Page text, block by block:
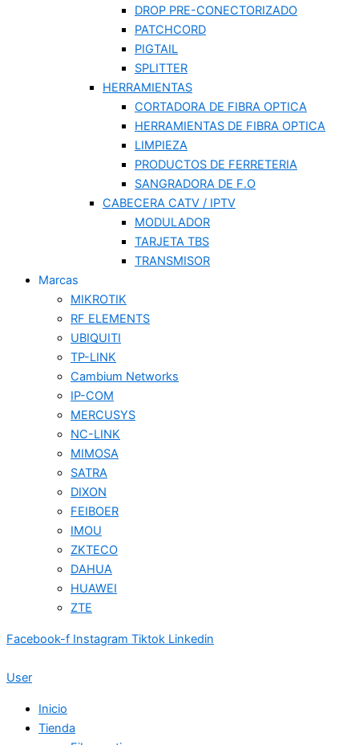
DROP PRE-CONECTORIZADO
PATCHCORD
PIGTAIL
SPLITTER
HERRAMIENTAS
CORTADORA DE FIBRA OPTICA
HERRAMIENTAS DE FIBRA OPTICA
LIMPIEZA
PRODUCTOS DE FERRETERIA
SANGRADORA DE F.O
CABECERA CATV / IPTV
MODULADOR
TARJETA TBS
TRANSMISOR
Marcas
MIKROTIK
RF ELEMENTS
UBIQUITI
TP-LINK
Cambium Networks
IP-COM
MERCUSYS
NC-LINK
MIMOSA
SATRA
DIXON
FEIBOER
IMOU
ZKTECO
DAHUA
HUAWEI
ZTE
Facebook-f Instagram Tiktok Linkedin
User
Inicio
Tienda